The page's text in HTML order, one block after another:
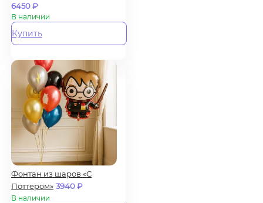
6450₽
В наличии
Купить
Фонтан из шаров «С
Поттером» 3940₽
В наличии